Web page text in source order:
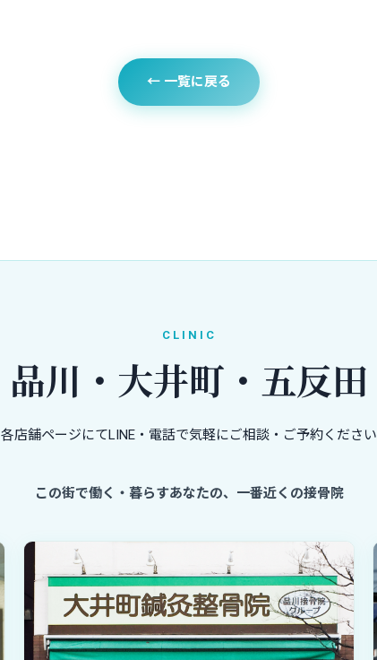
← 一覧に戻る
CLINIC
品川・大井町・五反田
各店舗ページにてLINE・電話で気軽にご相談・ご予約ください
この街で働く・暮らすあなたの、一番近くの接骨院